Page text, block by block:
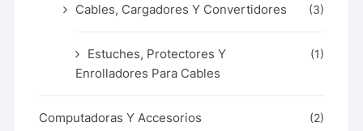
Cables, Cargadores Y Convertidores (3)
Estuches, Protectores Y
Enrolladores Para Cables
(1)
Computadoras Y Accesorios (2)